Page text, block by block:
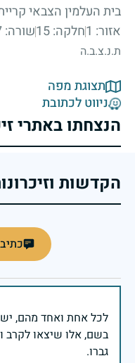
בית העלמין הצבאי
אזור: 1
חלקה: 15 שורה: 7
ת.נ.צ.ב.ה
תצוגת מפה
ניווט לכתובת
הנצחתו באתרי
הקדשות
בשם, אלו שיצאו לקרב